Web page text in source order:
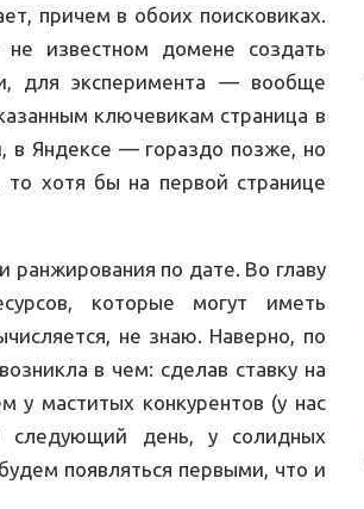
причем в обоих поисковиках.
известном домене создать
для эксперимента — вообще
ключевикам страница в
в Яндексе — гораздо позже, но
хотя бы на первой странице
ранжирования по дате. Во главу
которые могут иметь
не знаю. Наверно, по
в чем: сделав ставку на
у маститых конкурентов (у нас
следующий день, у солидных
появляться первыми, что и